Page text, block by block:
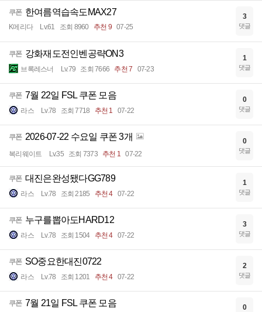
쿠폰 한여름역습속도MAX27
K메리다 Lv.61 조회 8960 추천 9 07-25
3
댓글
쿠폰 강화재도전인벤공략ON3
브록레스너 Lv.79 조회 7666 추천 7 07-23
1
댓글
쿠폰 7월 22일 FSL 쿠폰 모음
라스 Lv.78 조회 7718 추천 1 07-22
0
댓글
쿠폰 2026-07-22 수요일 쿠폰 3개
복리웨이트 Lv.35 조회 7373 추천 1 07-22
0
댓글
쿠폰 대진은완성됐다GG789
라스 Lv.78 조회 2185 추천 4 07-22
1
댓글
쿠폰 누구를뽑아도HARD12
라스 Lv.78 조회 1504 추천 4 07-22
3
댓글
쿠폰 SO중요한대진0722
라스 Lv.78 조회 1201 추천 4 07-22
2
댓글
쿠폰 7월 21일 FSL 쿠폰 모음 0